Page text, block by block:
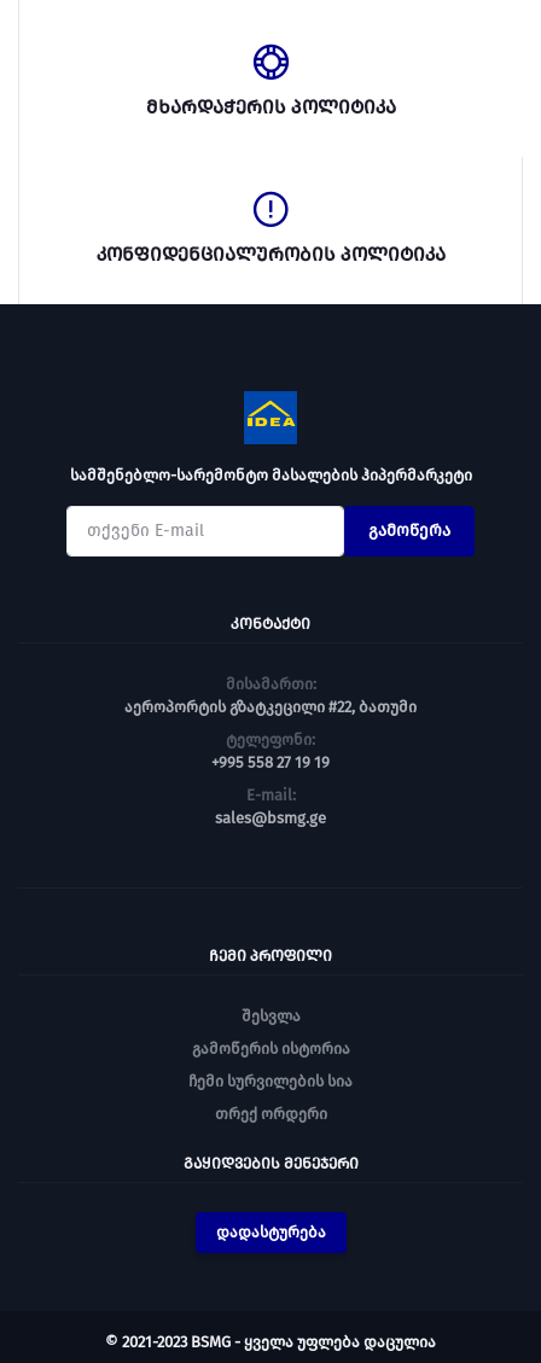
მხარდაჭერის პოლიტიკა
კონფიდენციალურობის პოლიტიკა
სამშენებლო-სარემონტო მასალების ჰიპერმარკეტი
გამოწერა
ᲙᲝᲜᲢᲐᲥᲢᲘ
მისამართი:
აეროპორტის გზატკეცილი #22, ბათუმი
ტელეფონი:
+995 558 27 19 19
E-mail:
sales@bsmg.ge
ᲩᲔᲛᲘ ᲞᲠᲝᲤᲘᲚᲘ
შესვლა
გამოწერის ისტორია
ჩემი სურვილების სია
თრექ ორდერი
ᲒᲐᲧᲘᲓᲕᲔᲑᲘᲡ ᲛᲔᲜᲔᲯᲔᲠᲘ
დადასტურება
© 2021-2023 BSMG - ყველა უფლება დაცულია